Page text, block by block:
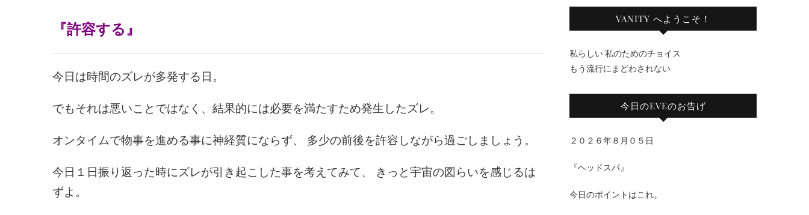
『許容する』
今日は時間のズレが多発する日。
でもそれは悪いことではなく、結果的には必要を満たすため発生したズレ。
オンタイムで物事を進める事に神経質にならず、 多少の前後を許容しながら過ごしましょう。
今日１日振り返った時にズレが引き起こした事を考えてみて、 きっと宇宙の図らいを感じるは
ずよ。
VANITY へようこそ！
私らしい 私のためのチョイス
もう流行にまどわされない
今日のEVEのお告げ
２０２６年８月０５日
『ヘッドスパ』
今日のポイントはこれ。